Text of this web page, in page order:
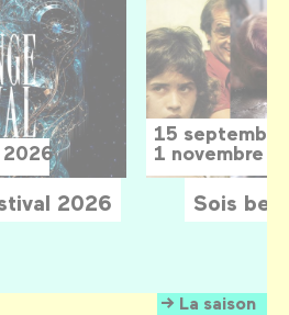
La saison
2026
15
1 novembre
Sois